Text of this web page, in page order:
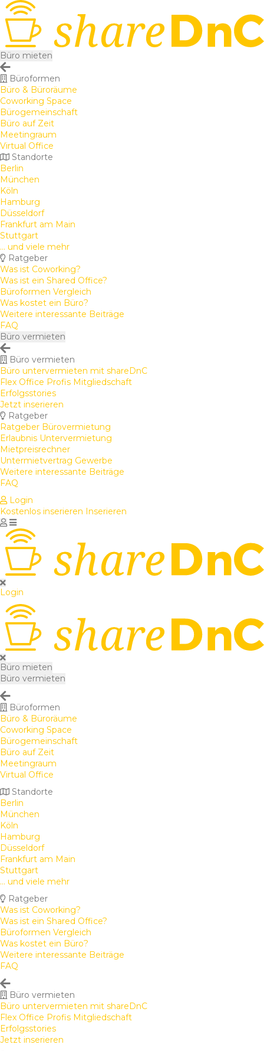
Büro mieten
Büroformen
Büro & Büroräume
Coworking Space
Bürogemeinschaft
Büro auf Zeit
Meetingraum
Virtual Office
Standorte
Berlin
München
Köln
Hamburg
Düsseldorf
Frankfurt am Main
Stuttgart
... und viele mehr
Ratgeber
Was ist Coworking?
Was ist ein Shared Office?
Büroformen Vergleich
Was kostet ein Büro?
Weitere interessante Beiträge
FAQ
Büro vermieten
Büro vermieten
Büro untervermieten mit shareDnC
Flex Office Profis Mitgliedschaft
Erfolgsstories
Jetzt inserieren
Ratgeber
Ratgeber Bürovermietung
Erlaubnis Untervermietung
Mietpreisrechner
Untermietvertrag Gewerbe
Weitere interessante Beiträge
FAQ
Login
Kostenlos inserieren Inserieren
Login
Büro mieten
Büro vermieten
Büroformen
Büro & Büroräume
Coworking Space
Bürogemeinschaft
Büro auf Zeit
Meetingraum
Virtual Office
Standorte
Berlin
München
Köln
Hamburg
Düsseldorf
Frankfurt am Main
Stuttgart
... und viele mehr
Ratgeber
Was ist Coworking?
Was ist ein Shared Office?
Büroformen Vergleich
Was kostet ein Büro?
Weitere interessante Beiträge
FAQ
Büro vermieten
Büro untervermieten mit shareDnC
Flex Office Profis Mitgliedschaft
Erfolgsstories
Jetzt inserieren